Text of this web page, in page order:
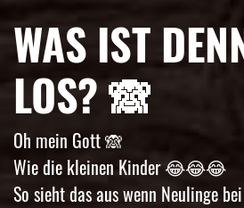
WAS IST
LOS? 🙈
Oh mein Gott 🙈
Wie die kleinen Kinder 😂😂😂
So sieht das aus wenn Neulinge